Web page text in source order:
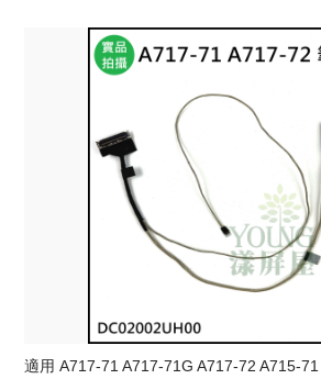
適用 A717-71 A717-71G A717-72 A715-